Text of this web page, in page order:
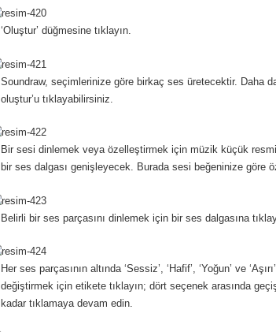
‘Oluştur’ düğmesine tıklayın.
Soundraw, seçimlerinize göre birkaç ses üretecektir. Daha
oluştur’u tıklayabilirsiniz.
Bir sesi dinlemek veya özelleştirmek için müzik küçük
bir ses dalgası genişleyecek. Burada sesi beğeninize göre
Belirli bir ses parçasını dinlemek için bir ses dalgasına
Her ses parçasının altında ‘Sessiz’, ‘Hafif’, ‘Yoğun’ ve
değiştirmek için etikete tıklayın; dört seçenek arasında
kadar tıklamaya devam edin.